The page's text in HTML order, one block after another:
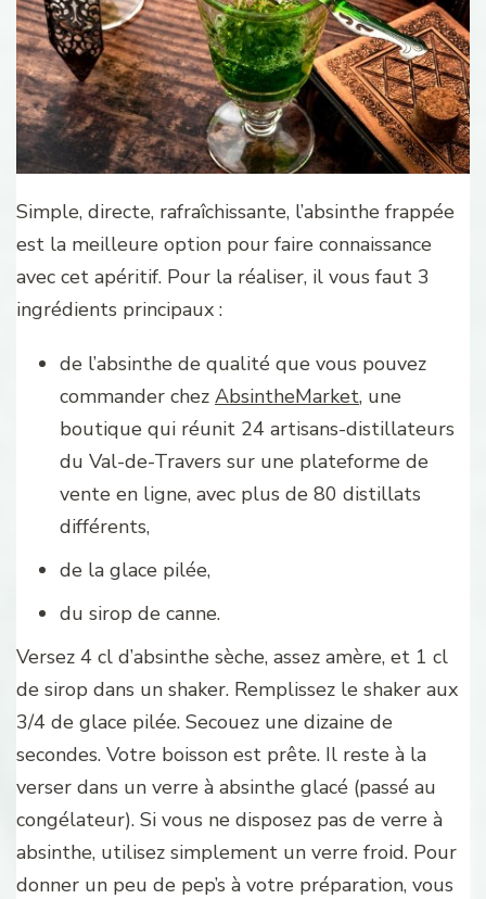
Simple, directe, rafraîchissante, l’absinthe frappée
est la meilleure option pour faire connaissance
avec cet apéritif. Pour la réaliser, il vous faut 3
ingrédients principaux :
de l’absinthe de qualité que vous pouvez
commander chez AbsintheMarket, une
boutique qui réunit 24 artisans-distillateurs
du Val-de-Travers sur une plateforme de
vente en ligne, avec plus de 80 distillats
différents,
de la glace pilée,
du sirop de canne.
Versez 4 cl d’absinthe sèche, assez amère, et 1 cl
de sirop dans un shaker. Remplissez le shaker aux
3/4 de glace pilée. Secouez une dizaine de
secondes. Votre boisson est prête. Il reste à la
verser dans un verre à absinthe glacé (passé au
congélateur). Si vous ne disposez pas de verre à
absinthe, utilisez simplement un verre froid. Pour
donner un peu de pep’s à votre préparation, vous